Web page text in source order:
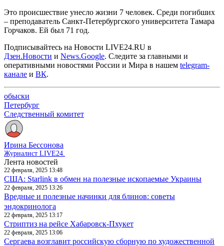
Это происшествие унесло жизни 7 человек. Среди погибших
– преподаватель Санкт-Петербургского университета Тамара
Горчаков. Ей был 71 год.
Подписывайтесь на Новости LIVE24.RU в
Дзен.Новости и News.Google. Следите за главными и
оперативными новостями России и Мира в нашем telegram-
канале и ВК.
обыски
Петербург
Следственный комитет
Ирина Бессонова
Журналист LIVE24.
Лента новостей
22 февраля, 2025 13:48
США: Starlink в обмен на полезные ископаемые Украины
22 февраля, 2025 13:26
Вредные и полезные начинки для блинов: советы
эндокринолога
22 февраля, 2025 13:17
Стриптиз на рейсе Хабаровск-Пхукет
22 февраля, 2025 13:06
Сергаева возглавит российскую сборную по художественной